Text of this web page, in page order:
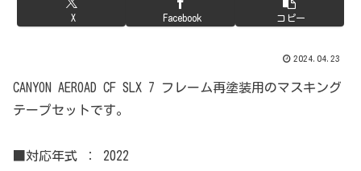
X Facebook コピー
2024.04.23
CANYON AEROAD CF SLX 7 フレーム再塗装用のマスキング
テープセットです。
■対応年式 ： 2022